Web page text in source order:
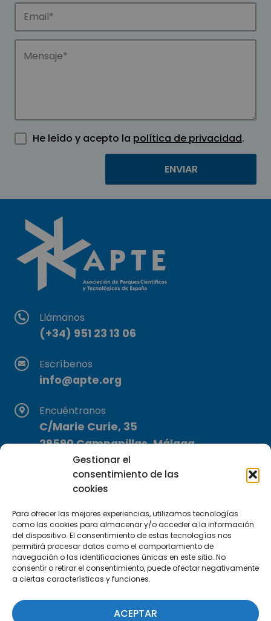
Gestionar el
consentimiento de las
cookies
Para ofrecer las mejores experiencias, utilizamos tecnologías
como las cookies para almacenar y/o acceder a la información
del dispositivo. El consentimiento de estas tecnologías nos
permitirá procesar datos como el comportamiento de
navegación o las identificaciones únicas en este sitio. No
consentir o retirar el consentimiento, puede afectar negativamente
a ciertas características y funciones.
ACEPTAR
He leído y acepto la política de privacidad.
Llámanos
(+34) 951 23 13 06
Escríbenos
info@apte.org
Encuéntranos
C/Marie Curie, 35
29590 Campanillas, Málaga
Suscríbete a nuestra Newsletter
SUSCRÍBETE AQUÍ